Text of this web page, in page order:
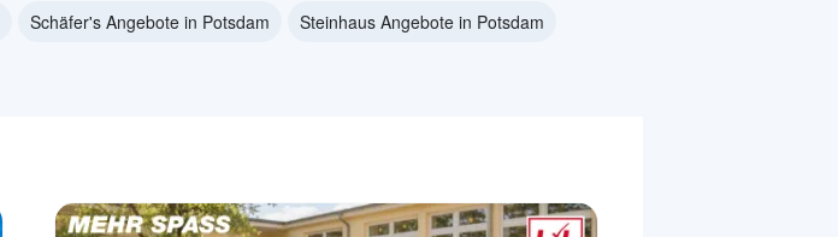
Schäfer's Angebote in Potsdam Steinhaus Angebote in Potsdam